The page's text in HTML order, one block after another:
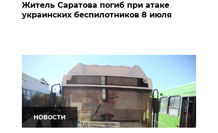
Житель Саратова погиб при атаке
украинских беспилотников 8 июля
НОВОСТИ